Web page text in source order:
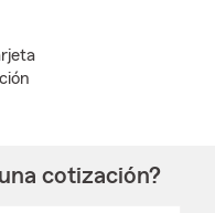
cotización?